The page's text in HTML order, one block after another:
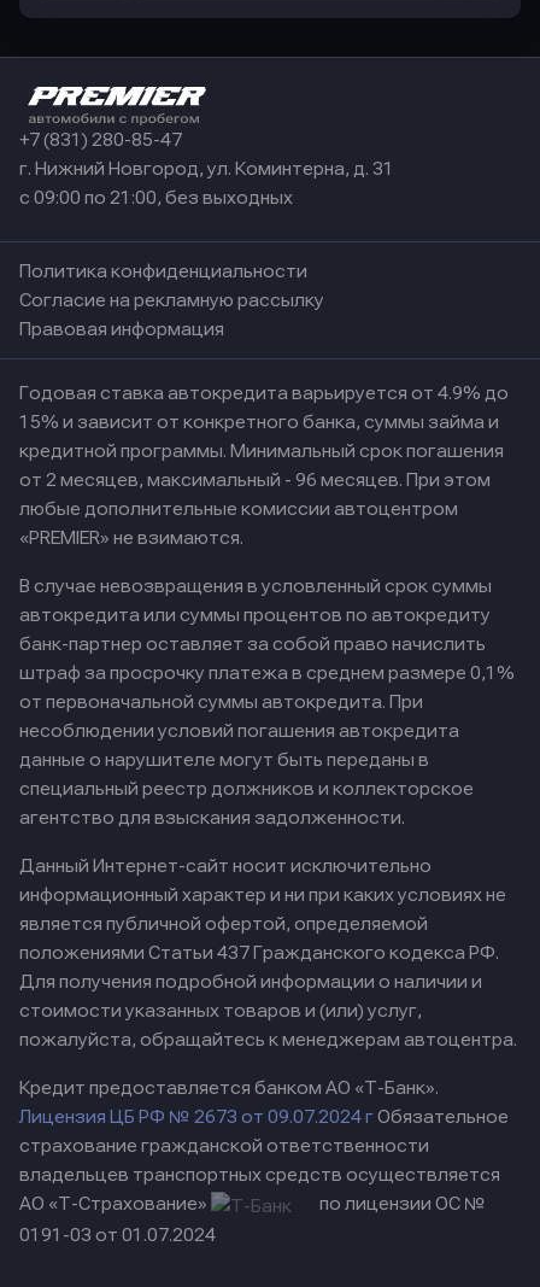
+7 (831) 280-85-47
г. Нижний Новгород, ул. Коминтерна, д. 31
с 09:00 по 21:00, без выходных
Политика конфиденциальности
Согласие на рекламную рассылку
Правовая информация
Годовая ставка автокредита варьируется от 4.9% до
15% и зависит от конкретного банка, суммы займа и
кредитной программы. Минимальный срок погашения
от 2 месяцев, максимальный - 96 месяцев. При этом
любые дополнительные комиссии автоцентром
«PREMIER» не взимаются.
В случае невозвращения в условленный срок суммы
автокредита или суммы процентов по автокредиту
банк-партнер оставляет за собой право начислить
штраф за просрочку платежа в среднем размере 0,1%
от первоначальной суммы автокредита. При
несоблюдении условий погашения автокредита
данные о нарушителе могут быть переданы в
специальный реестр должников и коллекторское
агентство для взыскания задолженности.
Данный Интернет-сайт носит исключительно
информационный характер и ни при каких условиях не
является публичной офертой, определяемой
положениями Статьи 437 Гражданского кодекса РФ.
Для получения подробной информации о наличии и
стоимости указанных товаров и (или) услуг,
пожалуйста, обращайтесь к менеджерам автоцентра.
Кредит предоставляется банком АО «Т-Банк».
Лицензия ЦБ РФ № 2673 от 09.07.2024 гОбязательное
страхование гражданской ответственности
владельцев транспортных средств осуществляется
АО «Т-Страхование»
по лицензии ОС №
0191-03 от 01.07.2024